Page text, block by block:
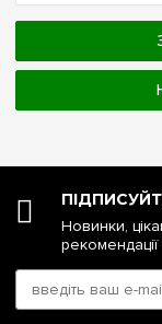
Новинки,
рекомендації